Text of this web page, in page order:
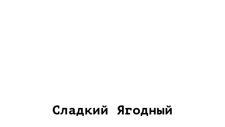
Сладкий Ягодный